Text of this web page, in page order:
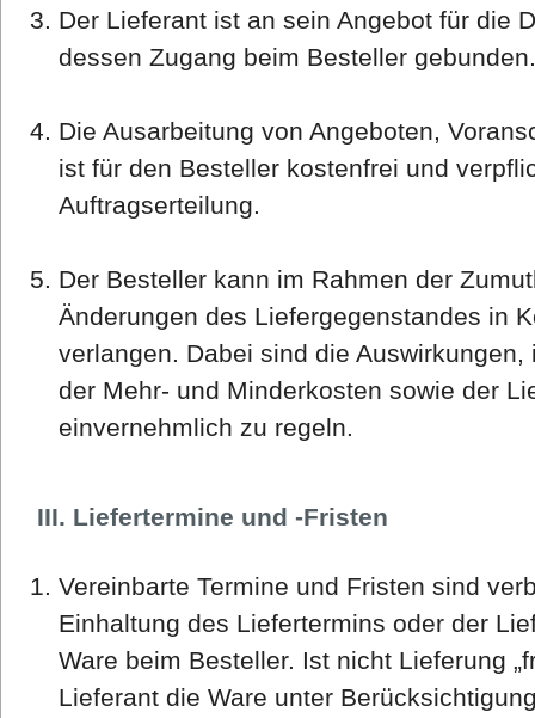
Der Lieferant ist an sein Angebot für die
dessen Zugang beim Besteller gebunden.
Die Ausarbeitung von Angeboten,
ist für den Besteller kostenfrei und
Auftragserteilung.
Der Besteller kann im Rahmen der
Änderungen des Liefergegenstandes in
verlangen. Dabei sind die
der Mehr- und Minderkosten sowie der
einvernehmlich zu regeln.
III. Liefertermine und -Fristen
Vereinbarte Termine und Fristen sind
Einhaltung des Liefertermins oder der
Ware beim Besteller. Ist nicht Lieferung
Lieferant die Ware unter